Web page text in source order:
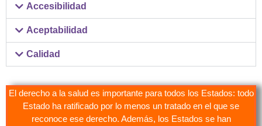
Accesibilidad
Aceptabilidad
Calidad
El derecho a la salud es importante para todos los Estados: todo
Estado ha ratificado por lo menos un tratado en el que se
reconoce ese derecho. Además, los Estados se han